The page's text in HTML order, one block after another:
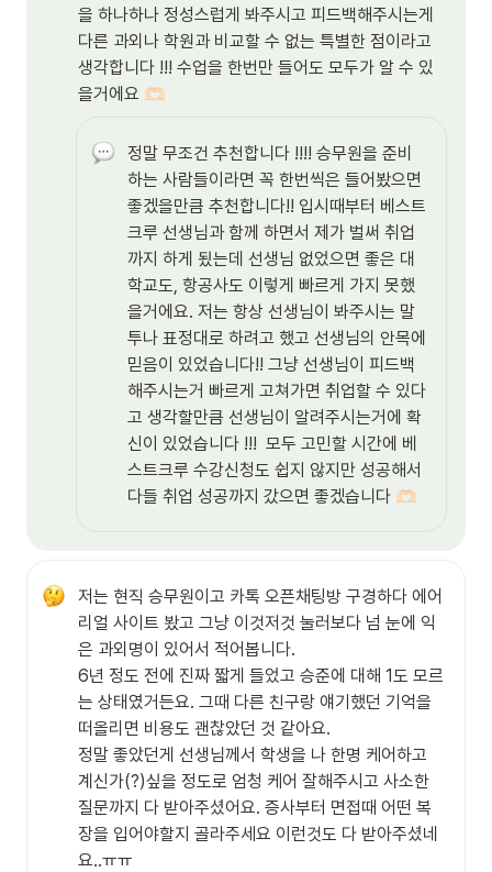
을 하나하나 정성스럽게 봐주시고 피드백해주시는게
다른 과외나 학원과 비교할 수 없는 특별한 점이라고
생각합니다 !!! 수업을 한번만 들어도 모두가 알 수 있
을거에요 🫶🏻
정말 무조건 추천합니다 !!!! 승무원을 준비
하는 사람들이라면 꼭 한번씩은 들어봤으면
좋겠을만큼 추천합니다!! 입시때부터 베스트
크루 선생님과 함께 하면서 제가 벌써 취업
까지 하게 됬는데 선생님 없었으면 좋은 대
학교도, 항공사도 이렇게 빠르게 가지 못했
을거에요. 저는 항상 선생님이 봐주시는 말
투나 표정대로 하려고 했고 선생님의 안목에
믿음이 있었습니다!! 그냥 선생님이 피드백
해주시는거 빠르게 고쳐가면 취업할 수 있다
고 생각할만큼 선생님이 알려주시는거에 확
신이 있었습니다 !!!  모두 고민할 시간에 베
스트크루 수강신청도 쉽지 않지만 성공해서
다들 취업 성공까지 갔으면 좋겠습니다 🫶🏻
저는 현직 승무원이고 카톡 오픈채팅방 구경하다 에어
리얼 사이트 봤고 그냥 이것저것 눌러보다 넘 눈에 익
은 과외명이 있어서 적어봅니다.
6년 정도 전에 진짜 짧게 들었고 승준에 대해 1도 모르
는 상태였거든요. 그때 다른 친구랑 얘기했던 기억을
떠올리면 비용도 괜찮았던 것 같아요.
정말 좋았던게 선생님께서 학생을 나 한명 케어하고
계신가(?)싶을 정도로 엄청 케어 잘해주시고 사소한
질문까지 다 받아주셨어요. 증사부터 면접때 어떤 복
장을 입어야할지 골라주세요 이런것도 다 받아주셨네
요..ㅠㅠ